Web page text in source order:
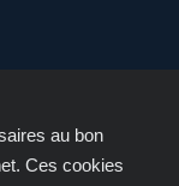
au bon
Ces cookies